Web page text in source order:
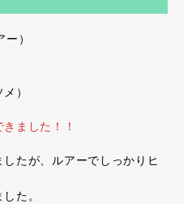
）
）
ました！！
たが、ルアーでしっかりヒ
た。